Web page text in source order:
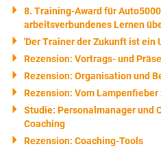
8. Training-Award für
arbeitsverbundenes Lernen
'Der Trainer der Zukunft ist ein
Rezension: Vortrags- und
Rezension: Organisation und
Rezension: Vom
Studie: Personalmanager und
Coaching
Rezension: Coaching-Tools